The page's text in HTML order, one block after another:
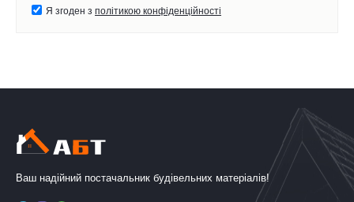
Я згоден з політикою конфіденційності
Ваш надійний постачальник будівельних матеріалів!